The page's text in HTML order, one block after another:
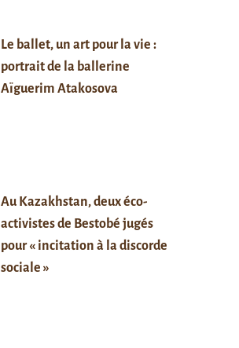
Le ballet, un art pour la vie :
portrait de la ballerine
Aïguerim Atakosova
Au Kazakhstan, deux éco-
activistes de Bestobé jugés
pour « incitation à la discorde
sociale »